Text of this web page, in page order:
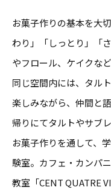
お菓子作りの基本を大
わり」「しっとり」「
やフロール、ケイクな
同じ空間内には、タル
楽しみながら、仲間と
帰りにてタルトやサブ
お菓子作りを通して、
験室。カフェ・カンパ
教室「CENT QUATRE